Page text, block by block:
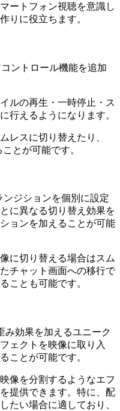
ートフォン視聴を意識し
りに役立ちます。
ントロール機能を追加
ルの再生・一時停止・ス
行えるようになります。
レスに切り替えたり、
とが可能です。
ンジションを個別に設定
に異なる切り替え効果を
ョンを加えることが可能
に切り替える場合はスム
チャット画面への移行で
ことも可能です。
み効果を加えるユニーク
ェクトを映像に取り入
ことが可能です。
像を分割するようなエフ
提供できます。特に、配
たい場合に適しており、